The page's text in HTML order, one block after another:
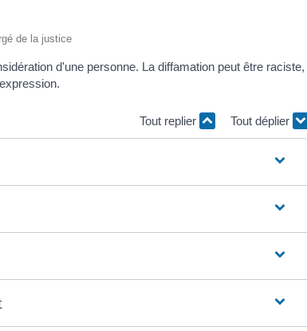
de la justice
d'une personne. La diffamation peut être raciste,
Tout replier Tout déplier